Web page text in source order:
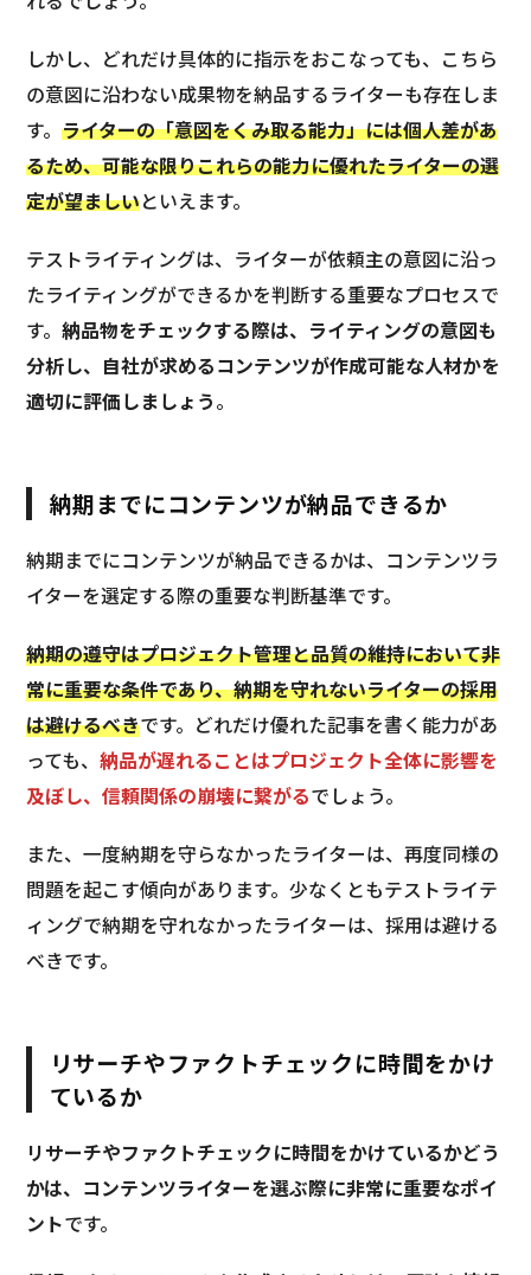
しかし、どれだけ具体的に指示をおこなっても、こちら
の意図に沿わない成果物を納品するライターも存在しま
す。ライターの「意図をくみ取る能力」には個人差があ
るため、可能な限りこれらの能力に優れたライターの選
定が望ましいといえます。
テストライティングは、ライターが依頼主の意図に沿っ
たライティングができるかを判断する重要なプロセスで
す。納品物をチェックする際は、ライティングの意図も
分析し、自社が求めるコンテンツが作成可能な人材かを
適切に評価しましょう。
納期までにコンテンツが納品できるか
納期までにコンテンツが納品できるかは、コンテンツラ
イターを選定する際の重要な判断基準です。
納期の遵守はプロジェクト管理と品質の維持において非
常に重要な条件であり、納期を守れないライターの採用
は避けるべきです。どれだけ優れた記事を書く能力があ
っても、納品が遅れることはプロジェクト全体に影響を
及ぼし、信頼関係の崩壊に繋がるでしょう。
また、一度納期を守らなかったライターは、再度同様の
問題を起こす傾向があります。少なくともテストライテ
ィングで納期を守れなかったライターは、採用は避ける
べきです。
リサーチやファクトチェックに時間をかけ
ているか
リサーチやファクトチェックに時間をかけているかどう
かは、コンテンツライターを選ぶ際に非常に重要なポイ
ントです。